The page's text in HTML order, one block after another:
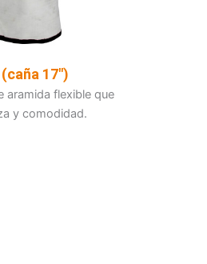
17″)
aramida flexible que
y comodidad.